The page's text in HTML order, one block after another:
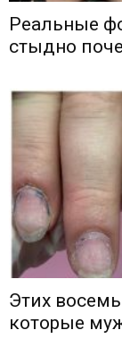
Реальные
стыдно
Этих
которые